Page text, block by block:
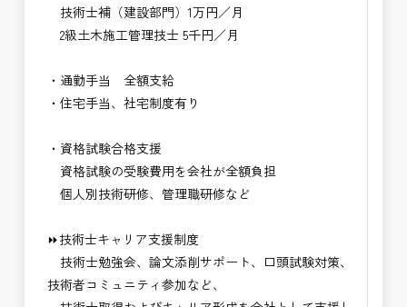
技術士補（建設部門）1万円／月
2級土木施工管理技士 5千円／月
・通勤手当 全額支給
・住宅手当、社宅制度有り
・資格試験合格支援
資格試験の受験費用を会社が全額負担
個人別技術研修、管理職研修など
⏩技術士キャリア支援制度
技術士勉強会、論文添削サポート、口頭試験対策、
技術者コミュニティ参加など、